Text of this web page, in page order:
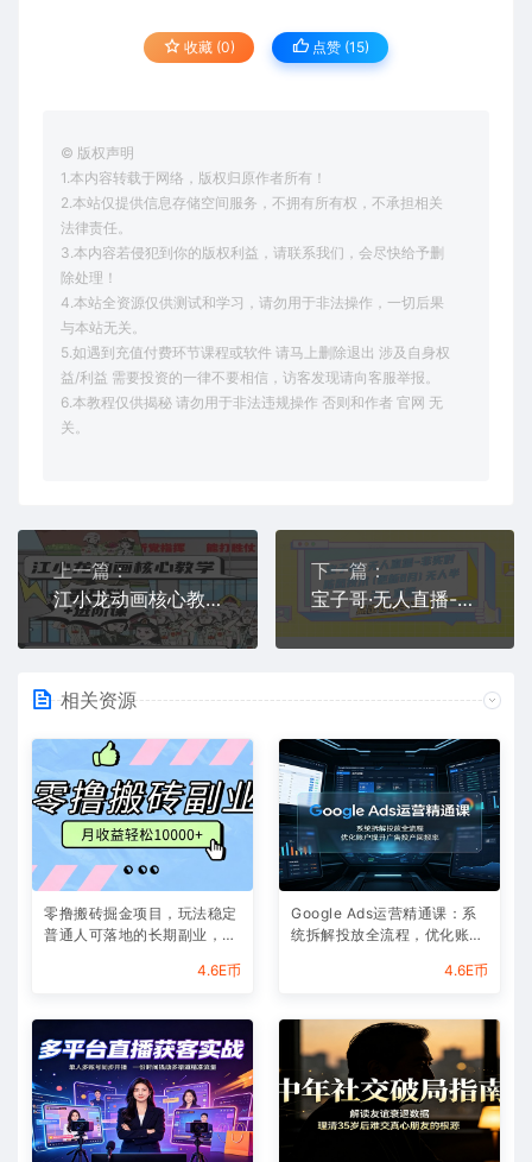
收藏 (0) 点赞 (15)
© 版权声明
1.本内容转载于网络，版权归原作者所有！
2.本站仅提供信息存储空间服务，不拥有所有权，不承担相关
法律责任。
3.本内容若侵犯到你的版权利益，请联系我们，会尽快给予删
除处理！
4.本站全资源仅供测试和学习，请勿用于非法操作，一切后果
与本站无关。
5.如遇到充值付费环节课程或软件 请马上删除退出 涉及自身权
益/利益 需要投资的一律不要相信，访客发现请向客服举报。
6.本教程仅供揭秘 请勿用于非法违规操作 否则和作者 官网 无
关。
上一篇：
江小龙动画核心教学零基础进阶课
下一篇：
宝子哥·无人直播-非实时防风技术(更新25年8月)无人半无人直播
相关资源
零撸搬砖掘金项目，玩法稳定
普通人可落地的长期副业，月
4.6E币
Google Ads运营精通课：系
统拆解投放全流程，优化账户
4.6E币